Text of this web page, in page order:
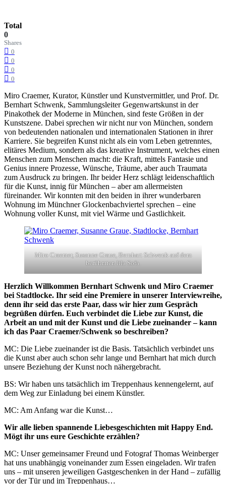
Total
0
Shares
0
0
0
0
Miro Craemer, Kurator, Künstler und Kunstvermittler, und Prof. Dr.
Bernhart Schwenk, Sammlungsleiter Gegenwartskunst in der
Pinakothek der Moderne in München, sind feste Größen in der
Kunstszene. Dabei sprechen wir nicht nur von München, sondern
von bedeutenden nationalen und internationalen Stationen in ihrer
Karriere. Sie begreifen Kunst nicht als ein vom Leben getrenntes,
elitäres Medium, sondern als das kreative Instrument, welches einen
Menschen zum Menschen macht: die Kraft, mittels Fantasie und
Genius innere Prozesse, Wünsche, Träume, aber auch Traumata
zum Ausdruck zu bringen. Ihr beider Herz schlägt leidenschaftlich
für die Kunst, innig für München – aber am allermeisten
füreinander. Wir konnten mit den beiden in ihrer wunderbaren
Wohnung im Münchner Glockenbachviertel sprechen – eine
Wohnung voller Kunst, mit viel Wärme und Gastlichkeit.
Miro Craemer, Susanne Graue, Bernhart Schwenk auf dem
berühmten lila Sofa.
Herzlich Willkommen Bernhart Schwenk und Miro Craemer
bei Stadtlocke. Ihr seid eine Premiere in unserer Interviewreihe,
denn ihr seid das erste Paar, dass wir hier zum Gespräch
begrüßen dürfen. Euch verbindet die Liebe zur Kunst, die
Arbeit an und mit der Kunst und die Liebe zueinander – kann
ich das Paar Craemer/Schwenk so beschreiben?
MC: Die Liebe zueinander ist die Basis. Tatsächlich verbindet uns
die Kunst aber auch schon sehr lange und Bernhart hat mich durch
unsere Beziehung der Kunst noch nähergebracht.
BS: Wir haben uns tatsächlich im Treppenhaus kennengelernt, auf
dem Weg zur Einladung bei einem Künstler.
MC: Am Anfang war die Kunst…
Wir alle lieben spannende Liebesgeschichten mit Happy End.
Mögt ihr uns eure Geschichte erzählen?
MC: Unser gemeinsamer Freund und Fotograf Thomas Weinberger
hat uns unabhängig voneinander zum Essen eingeladen. Wir trafen
uns – mit unseren jeweiligen Gastgeschenken in der Hand – zufällig
vor der Tür und im Treppenhaus…